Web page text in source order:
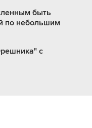
быть
по небольшим
с